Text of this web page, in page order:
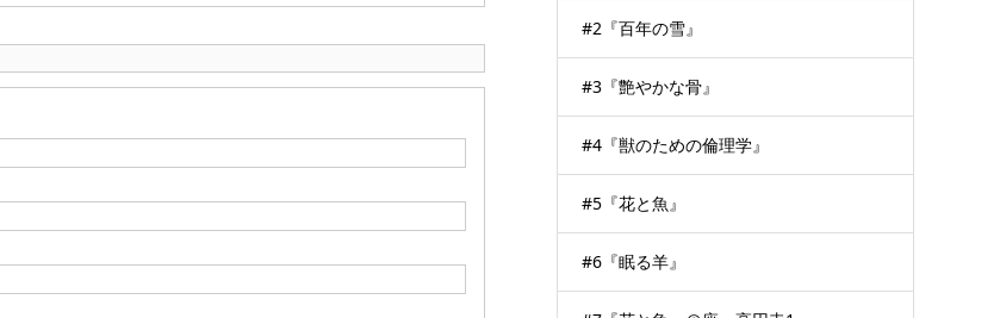
#2『百年の雪』
#3『艶やかな骨』
#4『獣のための倫理学』
#5『花と魚』
#6『眠る羊』